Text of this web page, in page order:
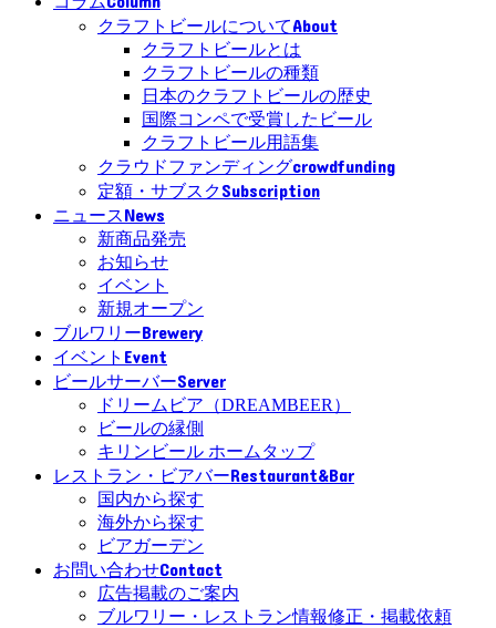
クラフトビールについてAbout
クラフトビールとは
クラフトビールの種類
日本のクラフトビールの歴史
国際コンペで受賞したビール
クラフトビール用語集
クラウドファンディングcrowdfunding
定額・サブスクSubscription
ニュースNews
新商品発売
お知らせ
イベント
新規オープン
ブルワリーBrewery
イベント Event
ビールサーバーServer
ドリームビア（DREAMBEER）
ビールの縁側
キリンビール ホームタップ
レストラン・ビアバーRestaurant&Bar
国内から探す
海外から探す
ビアガーデン
お問い合わせContact
広告掲載のご案内
ブルワリー・レストラン情報修正・掲載依頼